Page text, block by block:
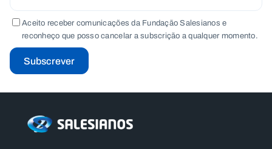
Aceito receber comunicações da Fundação Salesianos e
reconheço que posso cancelar a subscrição a qualquer momento.
Subscrever